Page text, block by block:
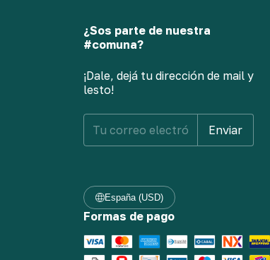
¿Sos parte de nuestra
#comuna?
¡Dale, dejá tu dirección de mail y
lesto!
España (USD)
Formas de pago